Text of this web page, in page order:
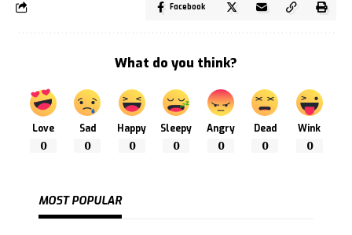
Facebook
What do you think?
Love
0
Sad
0
Happy
0
Sleepy
0
Angry
0
Dead
0
Wink
0
MOST POPULAR